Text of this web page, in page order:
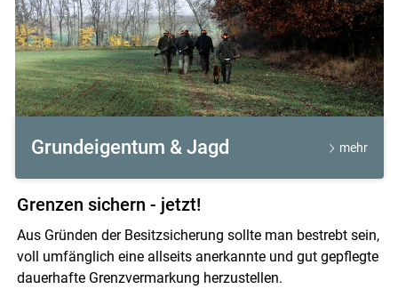
Grundeigentum & Jagd mehr
Grenzen sichern - jetzt!
Aus Gründen der Besitzsicherung sollte man bestrebt sein,
voll umfänglich eine allseits anerkannte und gut gepflegte
dauerhafte Grenzvermarkung herzustellen.